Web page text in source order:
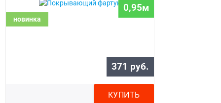
новинка
0,95м
371 руб.
КУПИТЬ